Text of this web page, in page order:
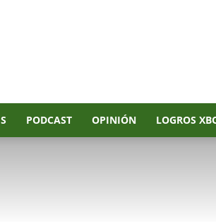
PODCAST OPINIÓN LOGROS